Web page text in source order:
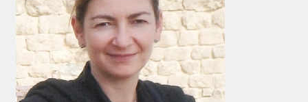
qu’une chambre d’invités avec salle d’eau.
La décoration intérieure est signée Capucine Joly.